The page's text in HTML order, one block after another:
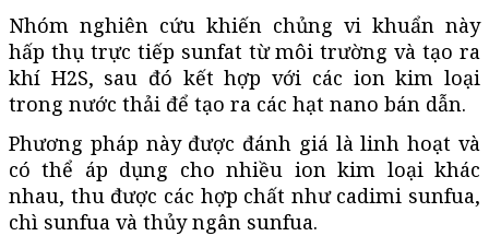
Nhóm nghiên cứu khiến chủng vi khuẩn này
hấp thụ trực tiếp sunfat từ môi trường và tạo ra
khí H2S, sau đó kết hợp với các ion kim loại
trong nước thải để tạo ra các hạt nano bán dẫn.
Phương pháp này được đánh giá là linh hoạt và
có thể áp dụng cho nhiều ion kim loại khác
nhau, thu được các hợp chất như cadimi sunfua,
chì sunfua và thủy ngân sunfua.